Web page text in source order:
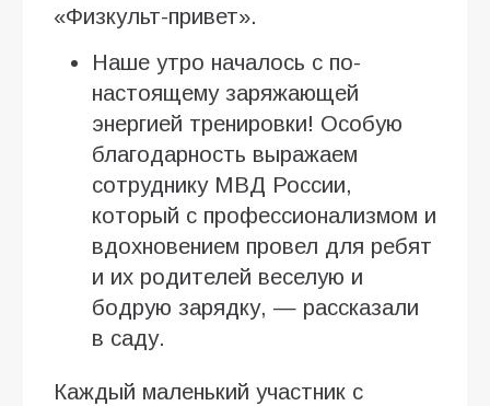
«Физкульт-привет».
Наше утро началось с по-
настоящему заряжающей
энергией тренировки! Особую
благодарность выражаем
сотруднику МВД России,
который с профессионализмом и
вдохновением провел для ребят
и их родителей веселую и
бодрую зарядку, — рассказали
в саду.
Каждый маленький участник с